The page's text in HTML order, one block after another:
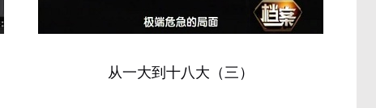
从一大到十八大（三）